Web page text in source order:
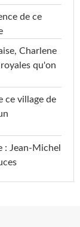
de ce
Charlene
qu'on
ce village de
: Jean-Michel